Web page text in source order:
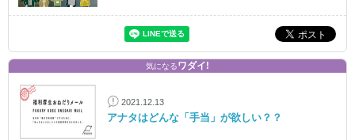
気になるワダイ!
2021.12.13
アナタはどんな「手当」が欲しい？？